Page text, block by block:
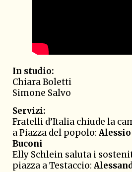
In studio:
Chiara Boletti
Simone Salvo
Servizi:
Fratelli d’Italia chiude la
a Piazza del popolo:
Buconi
Elly Schlein saluta i
piazza a Testaccio: